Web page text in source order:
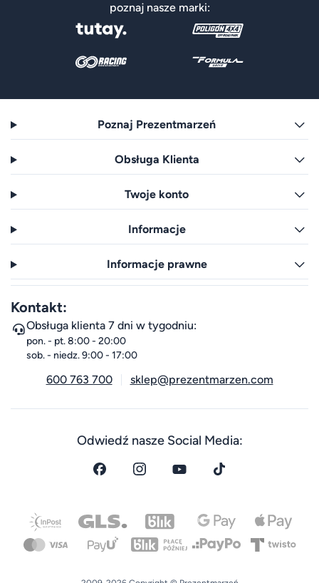
poznaj nasze marki:
Poznaj Prezentmarzeń
Obsługa Klienta
Twoje konto
Informacje
Informacje prawne
Kontakt:
Obsługa klienta 7 dni w tygodniu:
pon. - pt. 8:00 - 20:00
sob. - niedz. 9:00 - 17:00
600 763 700 sklep@prezentmarzen.com
Odwiedź nasze Social Media: